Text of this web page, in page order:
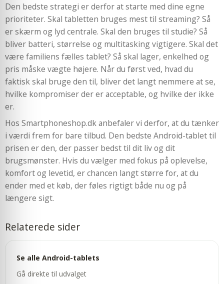
Den bedste strategi er derfor at starte med dine egne
prioriteter. Skal tabletten bruges mest til streaming? Så
er skærm og lyd centrale. Skal den bruges til studie? Så
bliver batteri, størrelse og multitasking vigtigere. Skal det
være familiens fælles tablet? Så skal lager, enkelhed og
pris måske vægte højere. Når du først ved, hvad du
faktisk skal bruge den til, bliver det langt nemmere at se,
hvilke kompromiser der er acceptable, og hvilke der ikke
er.
Hos Smartphoneshop.dk anbefaler vi derfor, at du tænker
i værdi frem for bare tilbud. Den bedste Android-tablet til
prisen er den, der passer bedst til dit liv og dit
brugsmønster. Hvis du vælger med fokus på oplevelse,
komfort og levetid, er chancen langt større for, at du
ender med et køb, der føles rigtigt både nu og på
længere sigt.
Relaterede sider
Se alle Android-tablets
Gå direkte til udvalget